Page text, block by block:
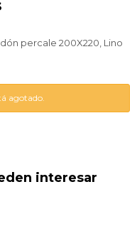
percale 200X220, Lino
agotado.
interesar